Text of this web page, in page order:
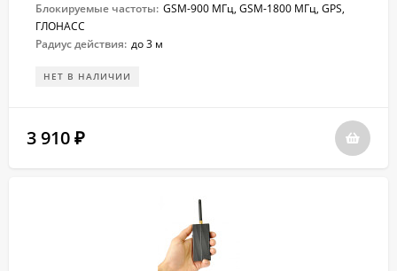
Блокируемые частоты: GSM-900 МГц, GSM-1800 МГц, GPS,
ГЛОНАСС
Радиус действия: до 3 м
НЕТ В НАЛИЧИИ
3 910 ₽